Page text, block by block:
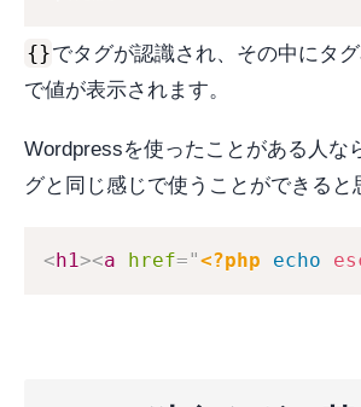
{}でタグが認識され、その中にタ
で値が表示されます。
Wordpressを使ったことがある人な
グと同じ感じで使うことができると
< h1><a href="<?php echo